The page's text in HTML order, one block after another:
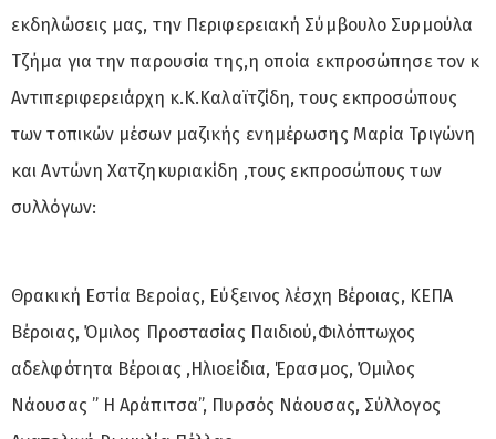
εκδηλώσεις μας, την Περιφερειακή Σύμβουλο Συρμούλα
Τζήμα για την παρουσία της,η οποία εκπροσώπησε τον κ
Αντιπεριφερειάρχη κ.Κ.Καλαϊτζίδη, τους εκπροσώπους
των τοπικών μέσων μαζικής ενημέρωσης Μαρία Τριγώνη
και Αντώνη Χατζηκυριακίδη ,τους εκπροσώπους των
συλλόγων:
Θρακική Εστία Βεροίας, Εύξεινος λέσχη Βέροιας, ΚΕΠΑ
Βέροιας, Όμιλος Προστασίας Παιδιού,Φιλόπτωχος
αδελφότητα Βέροιας ,Ηλιοείδια, Έρασμος, Όμιλος
Νάουσας ” Η Αράπιτσα”, Πυρσός Νάουσας, Σύλλογος